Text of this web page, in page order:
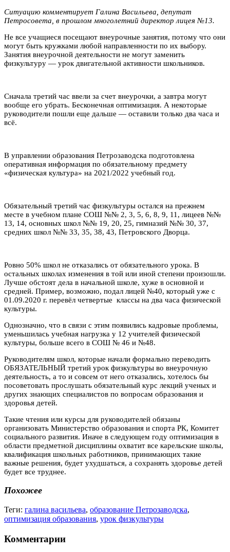
Ситуацию комментирует Галина Васильева, депутат
Петросовета, в прошлом многолетний директор лицея №13.
Не все учащиеся посещают внеурочные занятия, потому что они
могут быть кружками любой направленности по их выбору.
Занятия внеурочной деятельности не могут заменить
физкультуру — урок двигательной активности школьников.
Сначала третий час ввели за счет внеурочки, а завтра могут
вообще его убрать. Бесконечная оптимизация. А некоторые
руководители пошли еще дальше — оставили только два часа и
всё.
В управлении образования Петрозаводска подготовлена
оперативная информация по обязательному предмету
«физическая культура» на 2021/2022 учебный год.
Обязательный третий час физкультуры остался на прежнем
месте в учебном плане СОШ №№ 2, 3, 5, 6, 8, 9, 11, лицеев №№
13, 14, основных школ №№ 19, 20, 25, гимназий №№ 30, 37,
средних школ №№ 33, 35, 38, 43, Петровского Дворца.
Ровно 50% школ не отказались от обязательного урока. В
остальных школах изменения в той или иной степени произошли.
Лучше обстоят дела в начальной школе, хуже в основной и
средней. Пример, возможно, подал лицей №40, который уже с
01.09.2020 г. перевёл четвертые классы на два часа физической
культуры.
Однозначно, что в связи с этим появились кадровые проблемы,
уменьшилась учебная нагрузка у 12 учителей физической
культуры, больше всего в СОШ № 46 и №48.
Руководителям школ, которые начали формально переводить
ОБЯЗАТЕЛЬНЫЙ третий урок физкультуры во внеурочную
деятельность, а то и совсем от него отказались, хотелось бы
посоветовать прослушать обязательный курс лекций ученых и
других знающих специалистов по вопросам образования и
здоровья детей.
Такие чтения или курсы для руководителей обязаны
организовать Министерство образования и спорта РК, Комитет
социального развития. Иначе в следующем году оптимизация в
области предметной дисциплины охватит все карельские школы,
квалификация школьных работников, принимающих такие
важные решения, будет ухудшаться, а сохранять здоровье детей
будет все труднее.
Похожее
Теги: галина васильева, образование Петрозаводска,
оптимизация образования, урок физкультуры
Комментарии